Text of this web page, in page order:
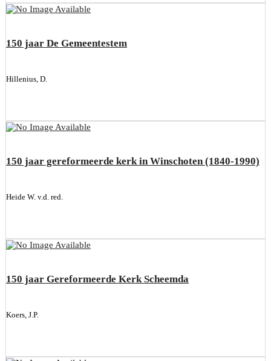
150 jaar De Gemeentestem
Hillenius, D.
150 jaar gereformeerde kerk in Winschoten (1840-1990)
Heide W. v.d. red.
150 jaar Gereformeerde Kerk Scheemda
Koers, J.P.